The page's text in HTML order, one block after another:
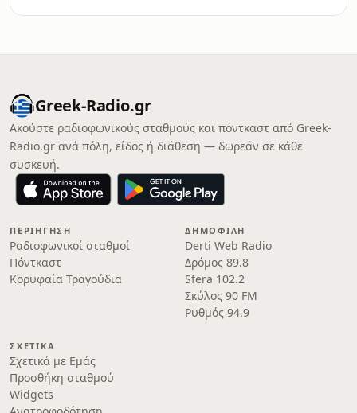
Greek-Radio.gr
Ακούστε ραδιοφωνικούς σταθμούς και πόντκαστ από Greek-
Radio.gr ανά πόλη, είδος ή διάθεση — δωρεάν σε κάθε
συσκευή.
ΠΕΡΙΉΓΗΣΗ
Ραδιοφωνικοί σταθμοί
Πόντκαστ
Κορυφαία Τραγούδια
ΔΗΜΟΦΙΛΉ
Derti Web Radio
Δρόμος 89.8
Sfera 102.2
Σκύλος 90 FM
Ρυθμός 94.9
ΣΧΕΤΙΚΆ
Σχετικά με Εμάς
Προσθήκη σταθμού
Widgets